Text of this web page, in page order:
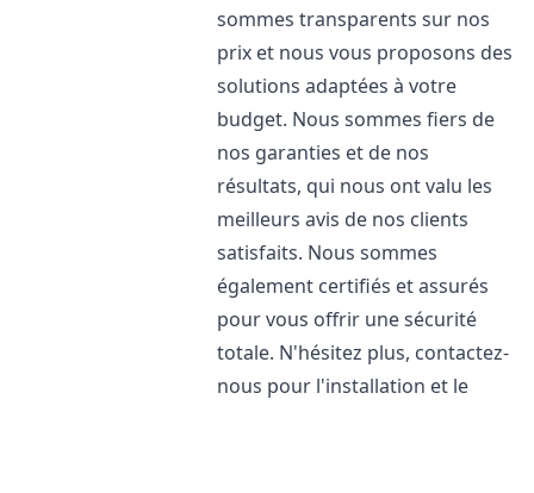
sommes transparents sur nos
prix et nous vous proposons des
solutions adaptées à votre
budget. Nous sommes fiers de
nos garanties et de nos
résultats, qui nous ont valu les
meilleurs avis de nos clients
satisfaits. Nous sommes
également certifiés et assurés
pour vous offrir une sécurité
totale. N'hésitez plus, contactez-
nous pour l'installation et le